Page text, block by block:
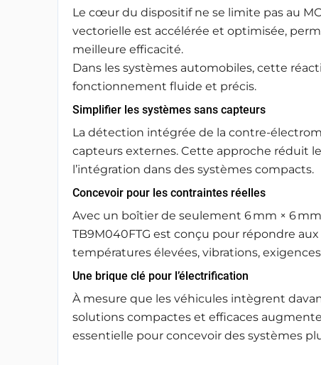
Le cœur du dispositif ne se limite pas au
vectorielle est accélérée et optimisée,
meilleure efficacité.
Dans les systèmes automobiles, cette
fonctionnement fluide et précis.
Simplifier les systèmes sans capteurs
La détection intégrée de la
capteurs externes. Cette approche réduit
l’intégration dans des systèmes compacts.
Concevoir pour les contraintes réelles
Avec un boîtier de seulement 6 mm × 6
TB9M040FTG est conçu pour répondre
températures élevées, vibrations,
Une brique clé pour l’électrification
À mesure que les véhicules intègrent
solutions compactes et efficaces
essentielle pour concevoir des systèmes